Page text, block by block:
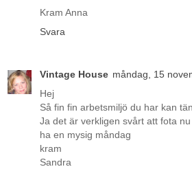
Kram Anna
Svara
Vintage House måndag, 15
Hej
Så fin fin arbetsmiljö du har kan
Ja det är verkligen svårt att fota nu
ha en mysig måndag
kram
Sandra